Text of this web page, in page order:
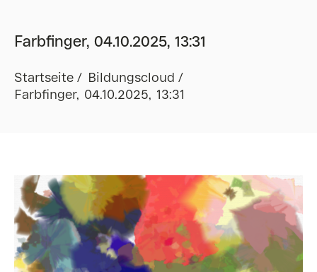
Farbfinger, 04.10.2025, 13:31
Startseite
Bildungscloud
Farbfinger, 04.10.2025, 13:31